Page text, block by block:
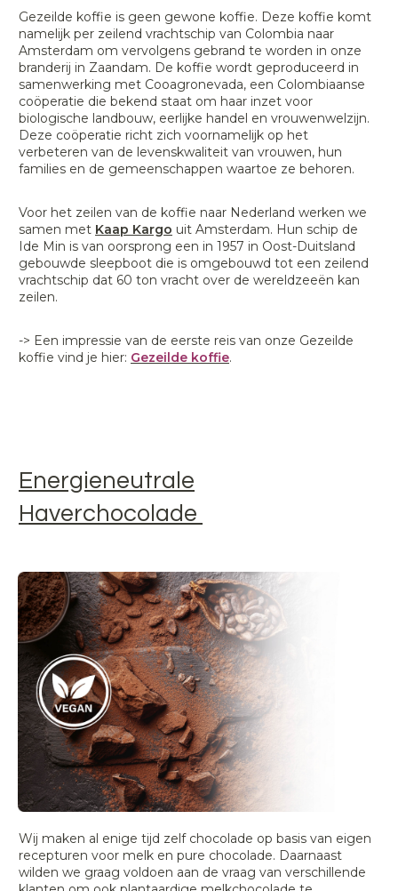
Gezeilde koffie is geen gewone koffie. Deze koffie komt
namelijk per zeilend vrachtschip van Colombia naar
Amsterdam om vervolgens gebrand te worden in onze
branderij in Zaandam. De koffie wordt geproduceerd in
samenwerking met Cooagronevada, een Colombiaanse
coöperatie die bekend staat om haar inzet voor
biologische landbouw, eerlijke handel en vrouwenwelzijn.
Deze coöperatie richt zich voornamelijk op het
verbeteren van de levenskwaliteit van vrouwen, hun
families en de gemeenschappen waartoe ze behoren.
Voor het zeilen van de koffie naar Nederland werken we
samen met Kaap Kargo uit Amsterdam. Hun schip de
Ide Min is van oorsprong een in 1957 in Oost-Duitsland
gebouwde sleepboot die is omgebouwd tot een zeilend
vrachtschip dat 60 ton vracht over de wereldzeeën kan
zeilen.
-> Een impressie van de eerste reis van onze Gezeilde
koffie vind je hier: Gezeilde koffie.
Energieneutrale
Haverchocolade
Wij maken al enige tijd zelf chocolade op basis van eigen
recepturen voor melk en pure chocolade. Daarnaast
wilden we graag voldoen aan de vraag van verschillende